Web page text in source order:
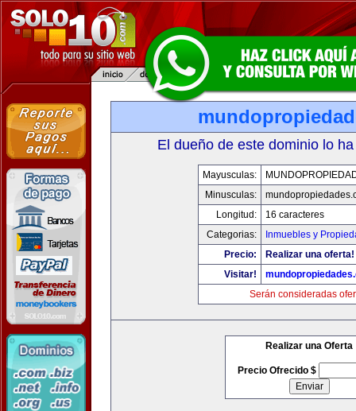
El dueño de este dominio lo
Mayusculas:
Minusculas:
Longitud:
16 caracteres
Categorias:
Inmuebles y
Precio:
Realizar una oferta!
Visitar!
Serán consideradas
Realizar una Oferta
Precio Ofrecido $